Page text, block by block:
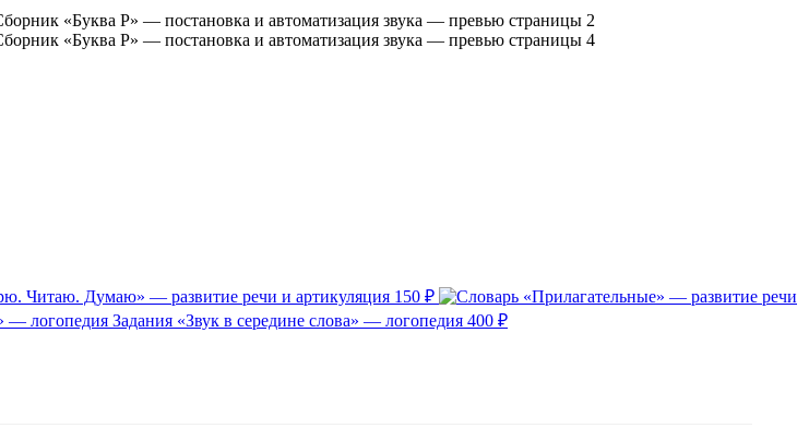
Читаю. Думаю» — развитие речи и артикуляция 150 ₽
Задания «Звук в середине слова» — логопедия 400 ₽